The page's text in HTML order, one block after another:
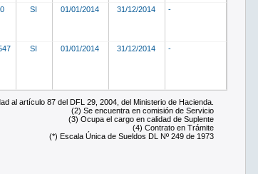
SI 01/01/2014 31/12/2014 -
SI 01/01/2014 31/12/2014 -
al artículo 87 del DFL 29, 2004, del Ministerio de Hacienda.
(2) Se encuentra en comisión de Servicio
(3) Ocupa el cargo en calidad de Suplente
(4) Contrato en Trámite
(*) Escala Única de Sueldos DL Nº 249 de 1973